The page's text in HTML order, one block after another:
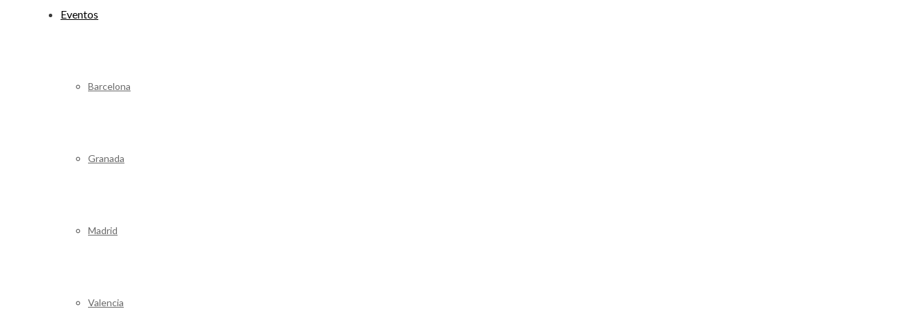
Eventos
Barcelona
Granada
Madrid
Valencia